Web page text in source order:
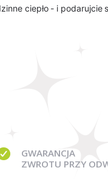
ciepło - i
GWARANCJA
ZWROTU PRZY